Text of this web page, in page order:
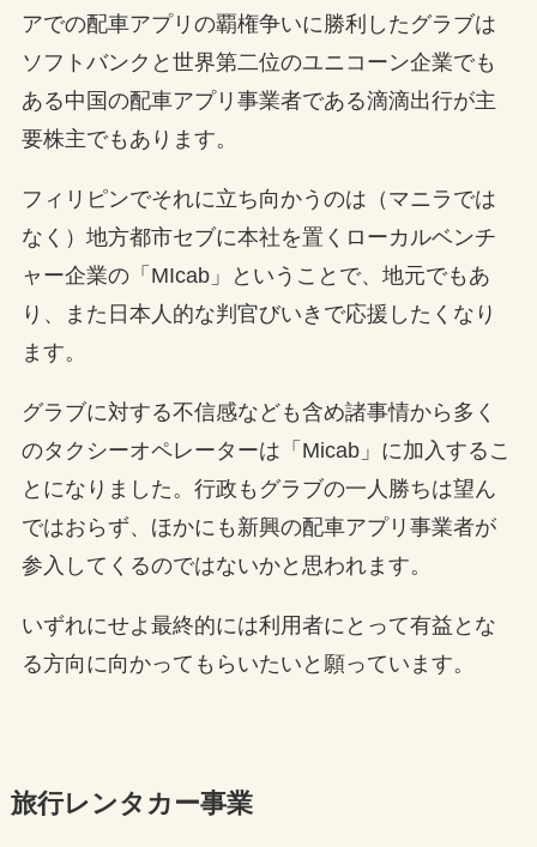
アでの配車アプリの覇権争いに勝利したグラブは
ソフトバンクと世界第二位のユニコーン企業でも
ある中国の配車アプリ事業者である滴滴出行が主
要株主でもあります。
フィリピンでそれに立ち向かうのは（マニラでは
なく）地方都市セブに本社を置くローカルベンチ
ャー企業の「MIcab」ということで、地元でもあ
り、また日本人的な判官びいきで応援したくなり
ます。
グラブに対する不信感なども含め諸事情から多く
のタクシーオペレーターは「Micab」に加入するこ
とになりました。行政もグラブの一人勝ちは望ん
ではおらず、ほかにも新興の配車アプリ事業者が
参入してくるのではないかと思われます。
いずれにせよ最終的には利用者にとって有益とな
る方向に向かってもらいたいと願っています。
旅行レンタカー事業